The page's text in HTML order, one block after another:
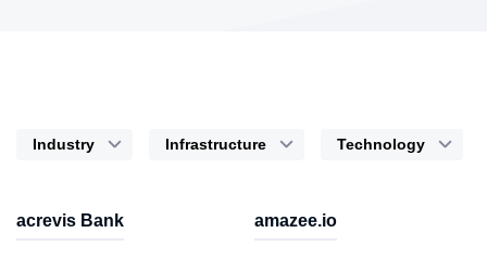
Industry Infrastructure Technology
acrevis Bank amazee.io